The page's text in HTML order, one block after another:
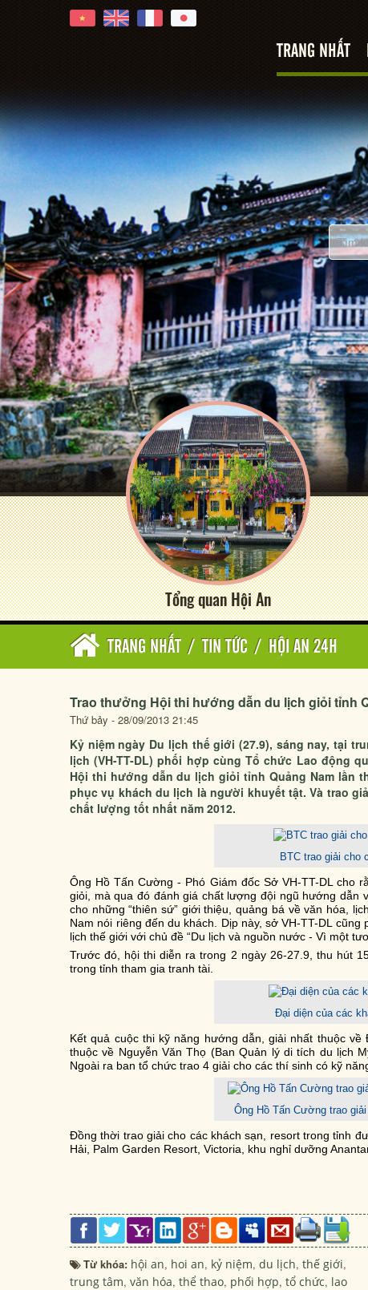
TRANG NHẤT
Tổng quan Hội An
TRANG NHẤT / TIN TỨC / HỘI AN 24H
Trao thưởng Hội thi hướng dẫn du lịch giỏi tỉnh
Thứ bảy - 28/09/2013 21:45
Kỷ niệm ngày Du lịch thế giới (27.9), sáng nay, tại
lịch (VH-TT-DL) phối hợp cùng Tổ chức Lao động
Hội thi hướng dẫn du lịch giỏi tỉnh Quảng Nam lần
phục vụ khách du lịch là người khuyết tật. Và trao
chất lượng tốt nhất năm 2012.
BTC trao giải cho
Ông Hồ Tấn Cường - Phó Giám đốc Sở VH-TT-DL cho
giỏi, mà qua đó đánh giá chất lượng đội ngũ hướng dẫn
cho những “thiên sứ” giới thiệu, quảng bá về văn hóa,
Nam nói riêng đến du khách. Dịp này, sở VH-TT-DL
lịch thế giới với chủ đề “Du lịch và nguồn nước - Vì một
Trước đó, hội thi diễn ra trong 2 ngày 26-27.9, thu hút
trong tỉnh tham gia tranh tài.
Đại diện của các
Kết quả cuộc thi kỹ năng hướng dẫn, giải nhất thuộc
thuộc về Nguyễn Văn Thọ (Ban Quản lý di tích du lịch
Ngoài ra ban tổ chức trao 4 giải cho các thí sinh có kỹ
Ông Hồ Tấn Cường trao
Đồng thời trao giải cho các khách sạn, resort trong tỉnh
Hải, Palm Garden Resort, Victoria, khu nghỉ dưỡng
Từ khóa: hội an, hoi an, kỷ niệm, du lịch, thế giới,
trung tâm, văn hóa, thể thao, phối hợp, tổ chức, lao